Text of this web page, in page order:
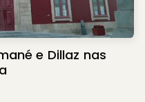
e Dillaz nas